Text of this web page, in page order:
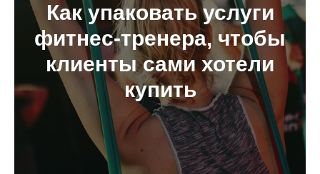
Как упаковать услуги
фитнес-тренера, чтобы
клиенты сами хотели
купить